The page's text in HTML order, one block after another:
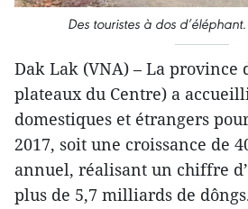
Des touristes à dos d’éléphant.
Dak Lak (VNA) – La province
plateaux du Centre) a
domestiques et étrangers
2017, soit une croissance de
annuel, réalisant un chiffre
plus de 5,7 milliards de